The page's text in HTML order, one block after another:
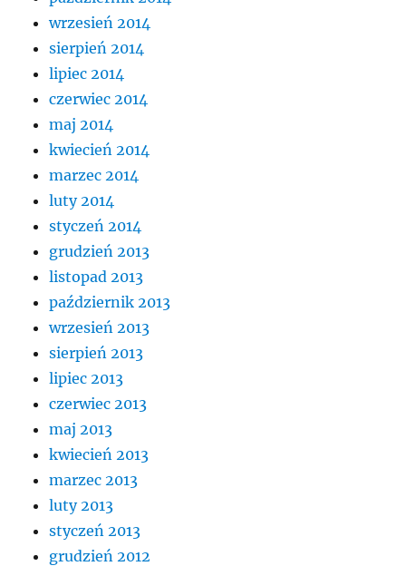
wrzesień 2014
sierpień 2014
lipiec 2014
czerwiec 2014
maj 2014
kwiecień 2014
marzec 2014
luty 2014
styczeń 2014
grudzień 2013
listopad 2013
październik 2013
wrzesień 2013
sierpień 2013
lipiec 2013
czerwiec 2013
maj 2013
kwiecień 2013
marzec 2013
luty 2013
styczeń 2013
grudzień 2012